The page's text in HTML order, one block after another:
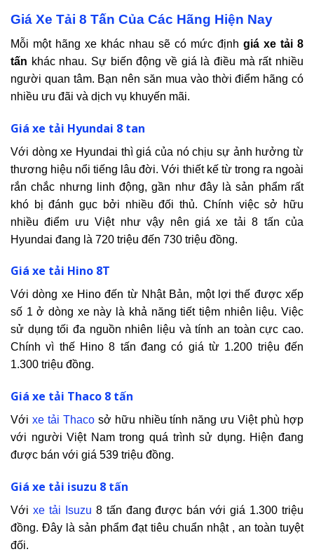
Giá Xe Tải 8 Tấn Của Các Hãng Hiện Nay
Mỗi một hãng xe khác nhau sẽ có mức định giá xe tải 8
tấn khác nhau. Sự biến động về giá là điều mà rất nhiều
người quan tâm. Bạn nên săn mua vào thời điểm hãng có
nhiều ưu đãi và dịch vụ khuyến mãi.
Giá xe tải Hyundai 8 tan
Với dòng xe Hyundai thì giá của nó chịu sự ảnh hưởng từ
thương hiệu nổi tiếng lâu đời. Với thiết kế từ trong ra ngoài
rắn chắc nhưng linh động, gần như đây là sản phẩm rất
khó bị đánh gục bởi nhiều đối thủ. Chính việc sở hữu
nhiều điểm ưu Việt như vậy nên giá xe tải 8 tấn của
Hyundai đang là 720 triệu đến 730 triệu đồng.
Giá xe tải Hino 8T
Với dòng xe Hino đến từ Nhật Bản, một lợi thế được xếp
số 1 ở dòng xe này là khả năng tiết tiệm nhiên liệu. Việc
sử dụng tối đa nguồn nhiên liệu và tính an toàn cực cao.
Chính vì thế Hino 8 tấn đang có giá từ 1.200 triệu đến
1.300 triệu đồng.
Giá xe tải Thaco 8 tấn
Với xe tải Thacosở hữu nhiều tính năng ưu Việt phù hợp
với người Việt Nam trong quá trình sử dụng. Hiện đang
được bán với giá 539 triệu đồng.
Giá xe tải isuzu 8 tấn
Với xe tải Isuzu 8 tấn đang được bán với giá 1.300 triệu
đồng. Đây là sản phẩm đạt tiêu chuẩn nhật , an toàn tuyệt
đối.